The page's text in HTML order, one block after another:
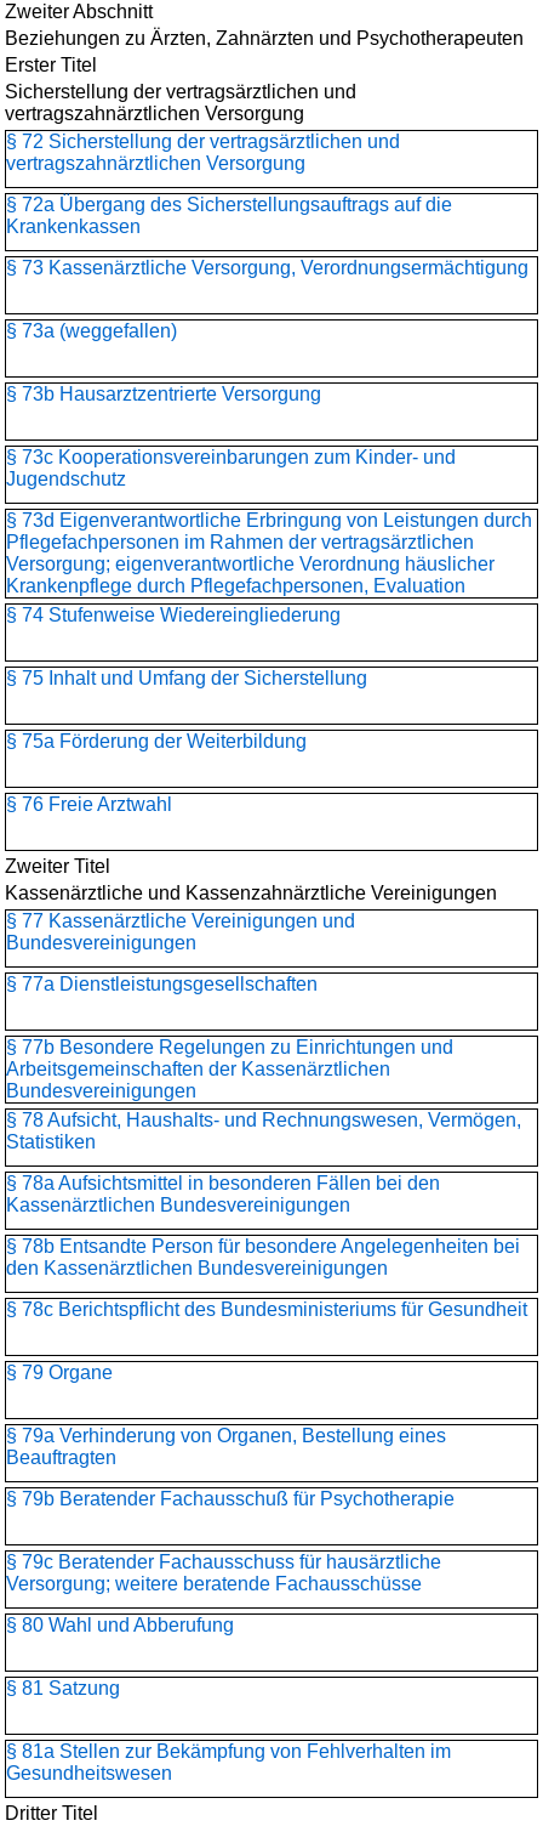
Zweiter Abschnitt
Beziehungen zu Ärzten, Zahnärzten und Psychotherapeuten
Erster Titel
Sicherstellung der vertragsärztlichen und
vertragszahnärztlichen Versorgung
§ 72 Sicherstellung der vertragsärztlichen und
vertragszahnärztlichen Versorgung
§ 72a Übergang des Sicherstellungsauftrags auf die
Krankenkassen
§ 73 Kassenärztliche Versorgung, Verordnungsermächtigung
§ 73a (weggefallen)
§ 73b Hausarztzentrierte Versorgung
§ 73c Kooperationsvereinbarungen zum Kinder- und
Jugendschutz
§ 73d Eigenverantwortliche Erbringung von Leistungen durch
Pflegefachpersonen im Rahmen der vertragsärztlichen
Versorgung; eigenverantwortliche Verordnung häuslicher
Krankenpflege durch Pflegefachpersonen, Evaluation
§ 74 Stufenweise Wiedereingliederung
§ 75 Inhalt und Umfang der Sicherstellung
§ 75a Förderung der Weiterbildung
§ 76 Freie Arztwahl
Zweiter Titel
Kassenärztliche und Kassenzahnärztliche Vereinigungen
§ 77 Kassenärztliche Vereinigungen und
Bundesvereinigungen
§ 77a Dienstleistungsgesellschaften
§ 77b Besondere Regelungen zu Einrichtungen und
Arbeitsgemeinschaften der Kassenärztlichen
Bundesvereinigungen
§ 78 Aufsicht, Haushalts- und Rechnungswesen, Vermögen,
Statistiken
§ 78a Aufsichtsmittel in besonderen Fällen bei den
Kassenärztlichen Bundesvereinigungen
§ 78b Entsandte Person für besondere Angelegenheiten bei
den Kassenärztlichen Bundesvereinigungen
§ 78c Berichtspflicht des Bundesministeriums für Gesundheit
§ 79 Organe
§ 79a Verhinderung von Organen, Bestellung eines
Beauftragten
§ 79b Beratender Fachausschuß für Psychotherapie
§ 79c Beratender Fachausschuss für hausärztliche
Versorgung; weitere beratende Fachausschüsse
§ 80 Wahl und Abberufung
§ 81 Satzung
§ 81a Stellen zur Bekämpfung von Fehlverhalten im
Gesundheitswesen
Dritter Titel